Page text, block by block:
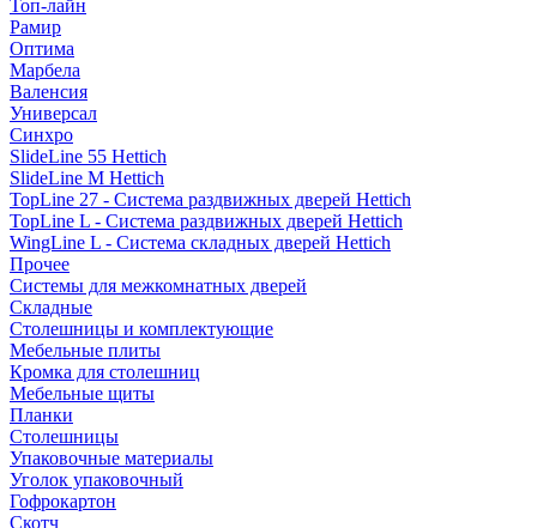
Топ-лайн
Рамир
Оптима
Марбела
Валенсия
Универсал
Синхро
SlideLine 55 Hettich
SlideLine M Hettich
TopLine 27 - Система раздвижных дверей Hettich
TopLine L - Система раздвижных дверей Hettich
WingLine L - Система складных дверей Hettich
Прочее
Системы для межкомнатных дверей
Складные
Столешницы и комплектующие
Мебельные плиты
Кромка для столешниц
Мебельные щиты
Планки
Столешницы
Упаковочные материалы
Уголок упаковочный
Гофрокартон
Скотч